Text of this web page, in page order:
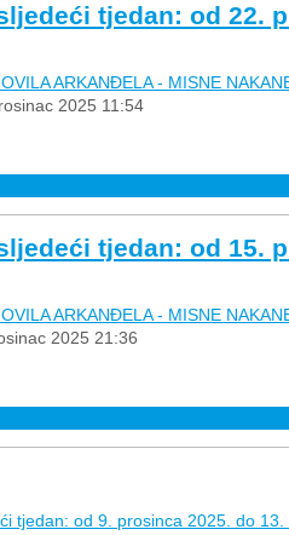
tjedan: od 22.
ARKANĐELA - MISNE
2025 11:54
tjedan: od 15.
ARKANĐELA - MISNE
2025 21:36
tjedan: od 9. prosinca 2025. do